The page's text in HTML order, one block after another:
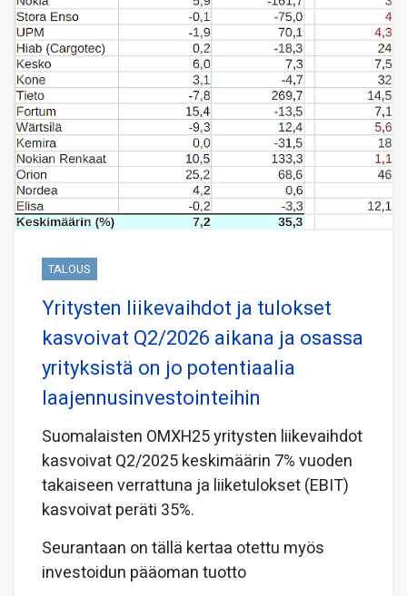
TALOUS
Yritysten liikevaihdot ja tulokset
kasvoivat Q2/2026 aikana ja osassa
yrityksistä on jo potentiaalia
laajennusinvestointeihin
Suomalaisten OMXH25 yritysten liikevaihdot
kasvoivat Q2/2025 keskimäärin 7% vuoden
takaiseen verrattuna ja liiketulokset (EBIT)
kasvoivat peräti 35%.
Seurantaan on tällä kertaa otettu myös
investoidun pääoman tuotto